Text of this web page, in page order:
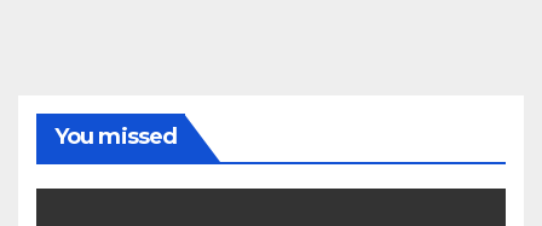
You missed